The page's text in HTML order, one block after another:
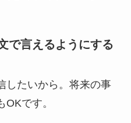
で言えるようにする
したいから。将来の事
です。